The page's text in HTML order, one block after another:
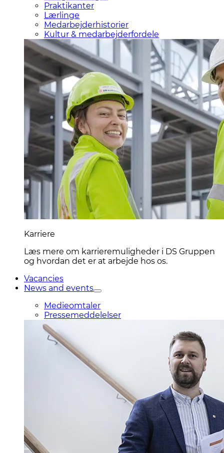
Praktikanter
Lærlinge
Medarbejderhistorier
Kultur & medarbejderfordele
Karriere
Læs mere om karrieremuligheder i DS Gruppen
og hvordan det er at arbejde hos os.
Vacancies
News and events
Medieomtaler
Pressemeddelelser